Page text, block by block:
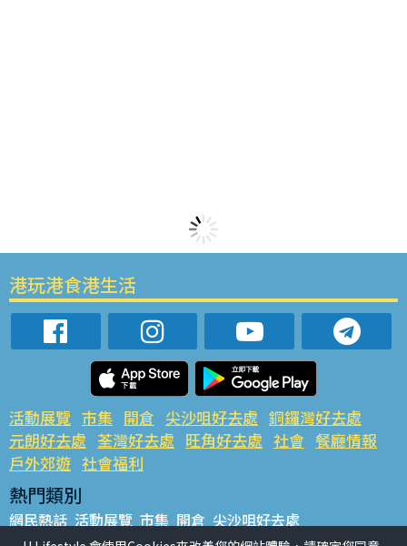
港玩港食港生活
活動展覽 市集 開倉 尖沙咀好去處 銅鑼灣好去處
元朗好去處 荃灣好去處 旺角好去處 社會 餐廳情報
戶外郊遊 社會福利
熱門類別
網民熱話 活動展覽 市集 開倉 尖沙咀好去處
銅鑼灣好去處 元朗好去處 荃灣好去處 旺角好去處 社會